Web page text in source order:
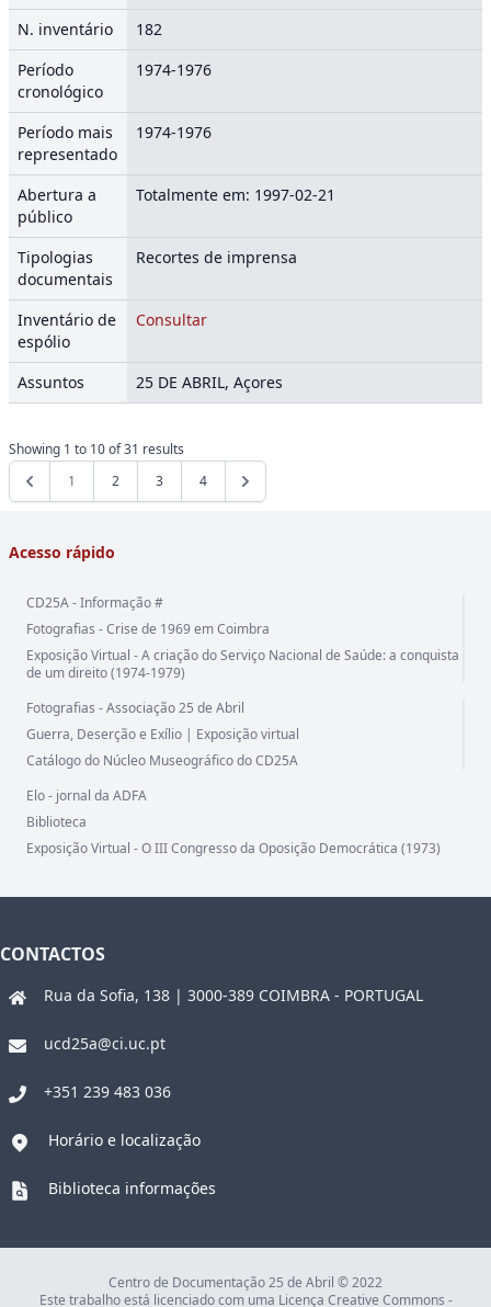
N. inventário
182
Período
cronológico
1974-1976
Período mais
representado
1974-1976
Abertura a
público
Totalmente em: 1997-02-21
Tipologias
documentais
Recortes de imprensa
Inventário de
espólio
Consultar
Assuntos 25 DE ABRIL, Açores
Showing 1 to 10of31 results
1
2 3 4
Acesso rápido
CD25A - Informação #
Fotografias - Crise de 1969 em Coimbra
Exposição Virtual - A criação do Serviço Nacional de Saúde: a conquista
de um direito (1974-1979)
Fotografias - Associação 25 de Abril
Guerra, Deserção e Exílio | Exposição virtual
Catálogo do Núcleo Museográfico do CD25A
Elo - jornal da ADFA
Biblioteca
Exposição Virtual - O III Congresso da Oposição Democrática (1973)
CONTACTOS
Rua da Sofia, 138 | 3000-389 COIMBRA - PORTUGAL
ucd25a@ci.uc.pt
+351 239 483 036
Horário e localização
Biblioteca informações
Centro de Documentação 25 de Abril © 2022
Este trabalho está licenciado com uma Licença Creative Commons -